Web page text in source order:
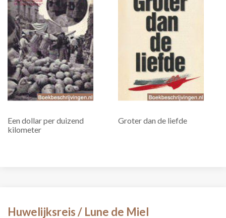
Een dollar per duizend
kilometer
Groter dan de liefde
Huwelijksreis / Lune de Miel